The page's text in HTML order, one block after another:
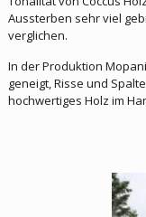
Aussterben sehr viel
verglichen.
In der Produktion
geneigt, Risse und
hochwertiges Holz im